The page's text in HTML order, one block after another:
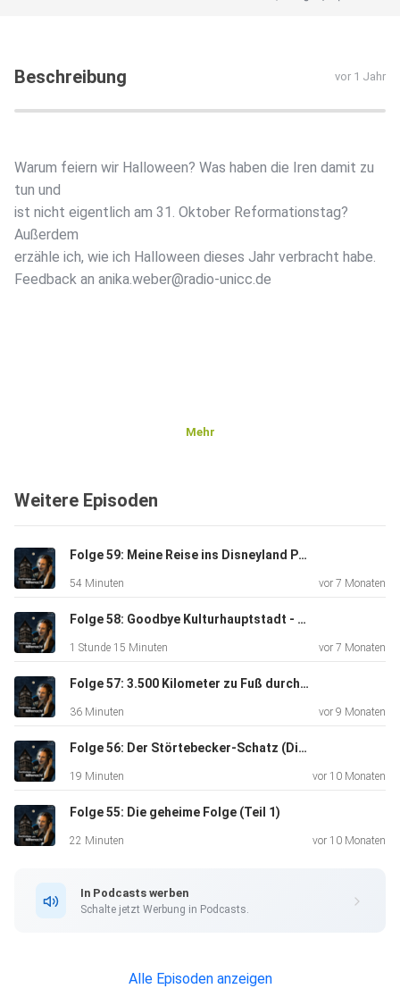
Beschreibung vor 1 Jahr
Warum feiern wir Halloween? Was haben die Iren damit zu
tun und
ist nicht eigentlich am 31. Oktober Reformationstag?
Außerdem
erzähle ich, wie ich Halloween dieses Jahr verbracht habe.
Feedback an anika.weber@radio-unicc.de
Mehr
Weitere Episoden
Folge 59: Meine Reise ins Disneyland Paris - Geheimtipps, die man vorher wissen sollte
54 Minuten vor 7 Monaten
Folge 58: Goodbye Kulturhauptstadt - Was wir erlebt haben
1 Stunde 15 Minuten vor 7 Monaten
Folge 57: 3.500 Kilometer zu Fuß durch Europa
36 Minuten vor 9 Monaten
Folge 56: Der Störtebecker-Schatz (Die geheime Folge Teil 2)
19 Minuten vor 10 Monaten
Folge 55: Die geheime Folge (Teil 1)
22 Minuten vor 10 Monaten
In Podcasts werben
Schalte jetzt Werbung in Podcasts.
Alle Episoden anzeigen